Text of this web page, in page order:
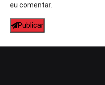
eu comentar.
Publicar